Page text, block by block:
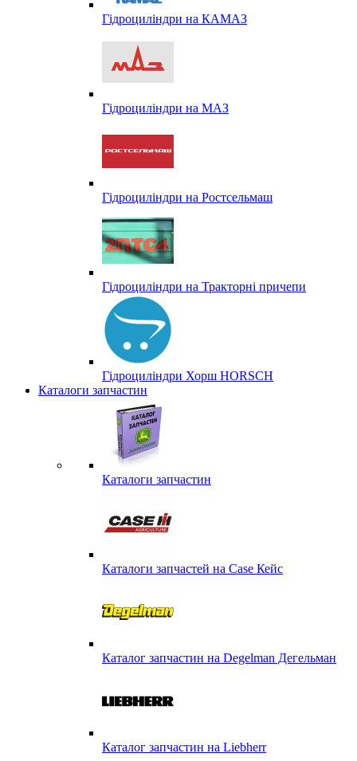
Гідроциліндри на КАМАЗ
Гідроциліндри на МАЗ
Гідроциліндри на Ростсельмаш
Гідроциліндри на Тракторні причепи
Гідроциліндри Хорш HORSCH
Каталоги запчастин
Каталоги запчастин
Каталоги запчастей на Case Кейс
Каталог запчастин на Degelman Дегельман
Каталог запчастин на Liebherr